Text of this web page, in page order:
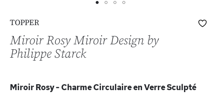
beginning
gallery
TOPPER
Miroir Rosy Miroir Design by
Philippe Starck
Miroir Rosy - Charme Circulaire en Verre Sculpté